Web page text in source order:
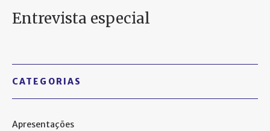
Entrevista especial
CATEGORIAS
Apresentações